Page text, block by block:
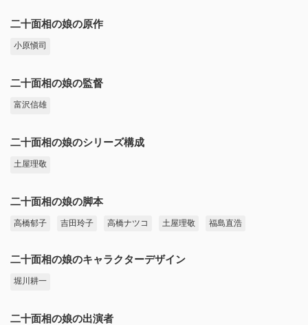
二十面相の娘の原作
小原愼司
二十面相の娘の監督
富沢信雄
二十面相の娘のシリーズ構成
土屋理敬
二十面相の娘の脚本
高橋郁子 吉田玲子 高橋ナツコ 土屋理敬 福島直浩
二十面相の娘のキャラクターデザイン
堀川耕一
二十面相の娘の出演者